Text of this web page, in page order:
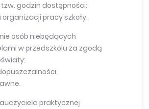
tzw. godzin dostępności:
pracy szkoły.
osób niebędących
w przedszkolu za zgodą
praktycznej